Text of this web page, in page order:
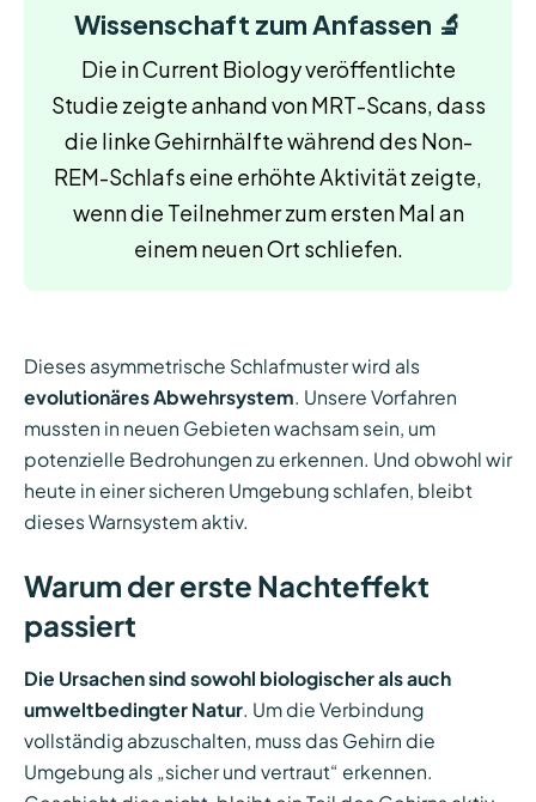
Wissenschaft zum Anfassen 🔬
Die in Current Biology veröffentlichte
Studie zeigte anhand von MRT-Scans, dass
die linke Gehirnhälfte während des Non-
REM-Schlafs eine erhöhte Aktivität zeigte,
wenn die Teilnehmer zum ersten Mal an
einem neuen Ort schliefen.
Dieses asymmetrische Schlafmuster wird als
evolutionäres Abwehrsystem. Unsere Vorfahren
mussten in neuen Gebieten wachsam sein, um
potenzielle Bedrohungen zu erkennen. Und obwohl wir
heute in einer sicheren Umgebung schlafen, bleibt
dieses Warnsystem aktiv.
Warum der erste Nachteffekt
passiert
Die Ursachen sind sowohl biologischer als auch
umweltbedingter Natur. Um die Verbindung
vollständig abzuschalten, muss das Gehirn die
Umgebung als „sicher und vertraut“ erkennen.